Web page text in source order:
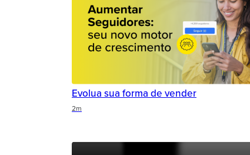
Evolua sua forma de vender
2m